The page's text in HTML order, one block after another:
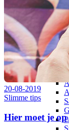
Alle
20-08-2019
Slimme tips
Hier moet je